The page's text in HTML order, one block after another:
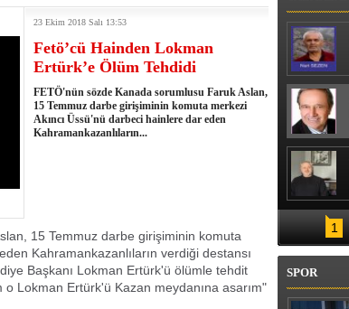
23 Ekim 2018 Salı 13:53
Fetö’cü Hainden Lokman
Ertürk’e Ölüm Tehdidi
FETÖ'nün sözde Kanada sorumlusu Faruk Aslan,
15 Temmuz darbe girişiminin komuta merkezi
Akıncı Üssü'nü darbeci hainlere dar eden
Kahramankazanlıların...
15 Temmuz darbe girişiminin komuta
Kahramankazanlıların verdiği destansı
Başkanı Lokman Ertürk'ü ölümle tehdit
Lokman Ertürk'ü Kazan meydanına asarım"
1
SPOR